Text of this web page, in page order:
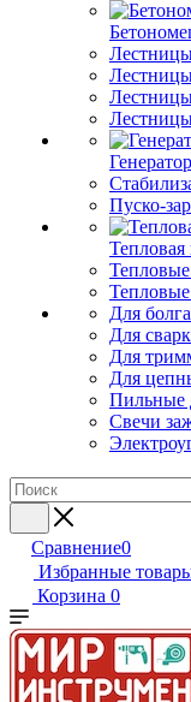
Пуско-
Тепловая
Для
Для
Для
Для
Пильные
Свечи
Сравнение0
Избранные
Корзина 0